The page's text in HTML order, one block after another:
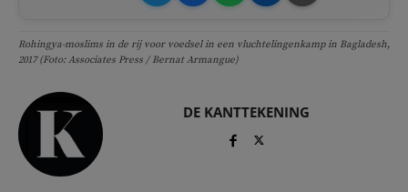
Rohingya-moslims in de rij voor voedsel in een vluchtelingenkamp in Bagladesh,
2017 (Foto: Associates Press / Bernat Armangue)
DE KANTTEKENING